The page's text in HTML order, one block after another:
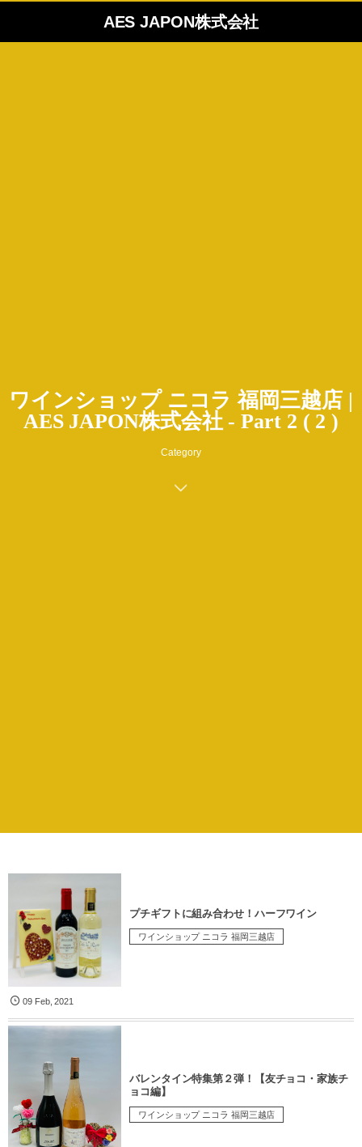
AES JAPON株式会社
ワインショップ ニコラ 福岡三越店 |
AES JAPON株式会社 - Part 2 ( 2 )
Category
プチギフトに組み合わせ！ハーフワイン
ワインショップ ニコラ 福岡三越店
09 Feb,2021
バレンタイン特集第２弾！【友チョコ・家族チ
ョコ編】
ワインショップ ニコラ 福岡三越店